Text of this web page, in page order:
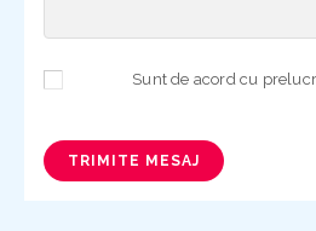
TRIMITE MESAJ